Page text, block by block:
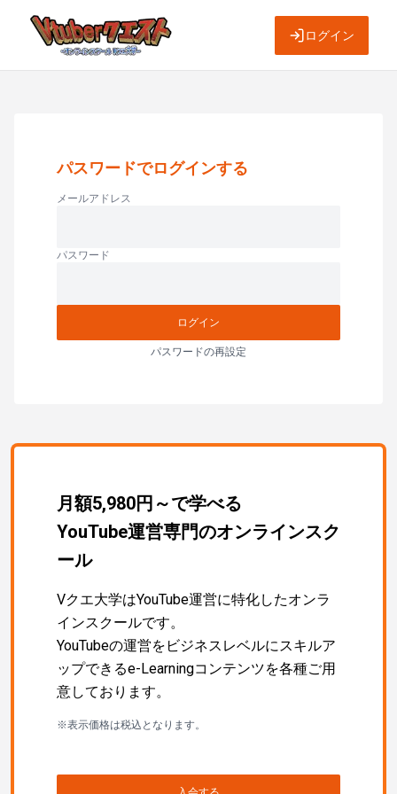
ログイン
パスワードでログインする
メールアドレス
パスワード
ログイン
パスワードの再設定
月額5,980円～で学べる
YouTube運営専門のオンラインスク
ール
Vクエ大学はYouTube運営に特化したオンラ
インスクールです。
YouTubeの運営をビジネスレベルにスキルア
ップできるe-Learningコンテンツを各種ご用
意しております。
※表示価格は税込となります。